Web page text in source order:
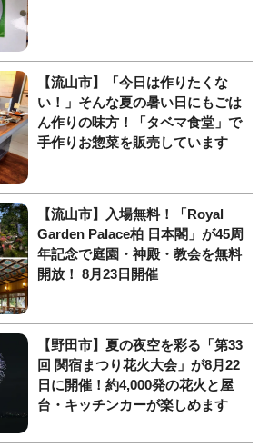
【流山市】「今日は作りたくな
い！」そんな夏の暑い日にもごは
ん作りの味方！「タベマ食堂」で
手作りお惣菜を販売しています
【流山市】入場無料！「Royal
Garden Palace柏 日本閣」が45周
年記念で庭園・神殿・教会を無料
開放！ 8月23日開催
【野田市】夏の夜空を彩る「第33
回 関宿まつり花火大会」が8月22
日に開催！約4,000発の花火と屋
台・キッチンカーが楽しめます